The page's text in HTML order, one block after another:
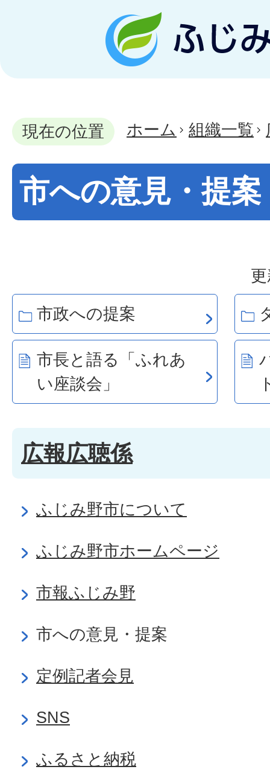
現在の位置 ホーム 組織一覧
市への意見・提案
市政への提案
市長と語る「ふれあ
い座談会」
広報広聴係
ふじみ野市について
ふじみ野市ホームページ
市報ふじみ野
市への意見・提案
定例記者会見
SNS
ふるさと納税